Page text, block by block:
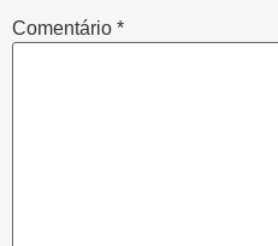
Comentário *